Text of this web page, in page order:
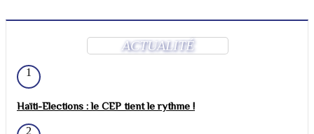
ACTUALITÉ
1
Haïti-Elections : le CEP tient le rythme !
2